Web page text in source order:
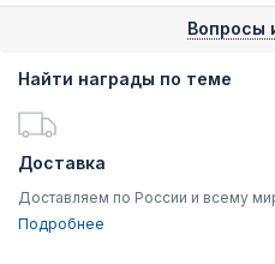
Вопросы
Найти награды по теме
Доставка
Доставляем по России и всему
Подробнее